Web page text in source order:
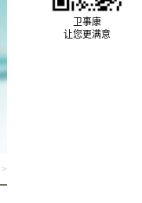
>
卫事康
让您更满意